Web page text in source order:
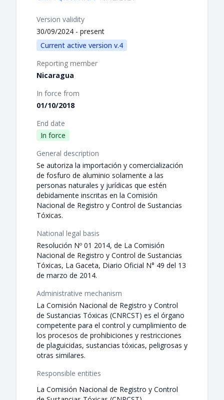
Version validity
30/09/2024 - present
Current active version v.4
Reporting member
Nicaragua
In force from
01/10/2018
End date
In force
General description
Se autoriza la importación y comercialización
de fosfuro de aluminio solamente a las
personas naturales y jurídicas que estén
debidamente inscritas en la Comisión
Nacional de Registro y Control de Sustancias
Tóxicas.
National legal basis
Resolución Nº 01 2014, de La Comisión
Nacional de Registro y Control de Sustancias
Tóxicas, La Gaceta, Diario Oficial N° 49 del 13
de marzo de 2014.
Administrative mechanism
La Comisión Nacional de Registro y Control
de Sustancias Tóxicas (CNRCST) es el órgano
competente para el control y cumplimiento de
los procesos de prohibiciones y restricciones
de plaguicidas, sustancias tóxicas, peligrosas y
otras similares.
Responsible entities
La Comisión Nacional de Registro y Control